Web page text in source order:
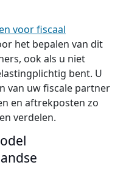
voor fiscaal
het bepalen van dit
ook als u niet
bent. U
van uw fiscale partner
en aftrekposten zo
verdelen.